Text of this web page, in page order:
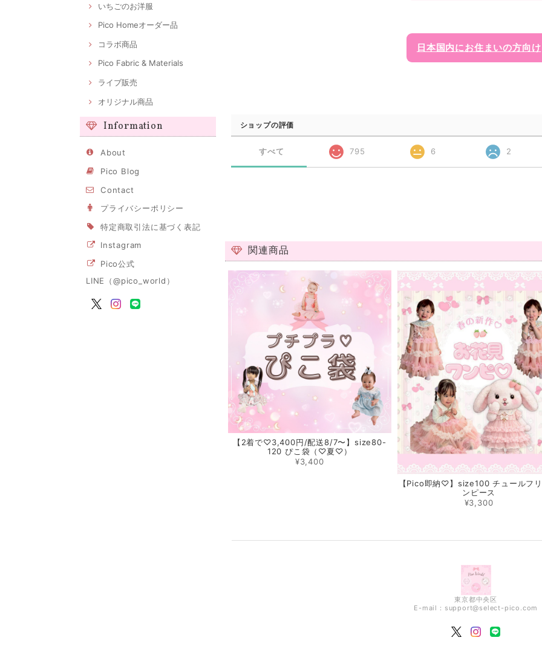
いちごのお洋服
Pico Homeオーダー品
コラボ商品
Pico Fabric & Materials
ライブ販売
オリジナル商品
Information
About
Pico Blog
Contact
プライバシーポリシー
特定商取引法に基づく表記
Instagram
Pico公式
LINE（@pico_world）
日本国内にお住まいの方向け
ショップの評価
すべて 795 6 2
関連商品
【2着で♡3,400円/配送8/7〜】size80-
120 ぴこ袋（♡夏♡）
¥3,400
【Pico即納♡】size100 チュールフ
ンピース
¥3,300
東京都中央区
E-mail： support@select-pico.com